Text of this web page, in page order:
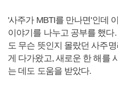
'사주가 MBTI를 만나면'인데
이야기를 나누고 공부를 했다
도 무슨 뜻인지 몰랐던 사주
게 다가왔고, 새로운 한 해를
는 데도 도움을 받았다.